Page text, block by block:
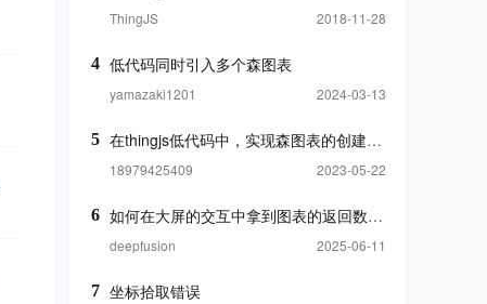
ThingJS 2018-11-28
4 低代码同时引入多个森图表
yamazaki1201 2024-03-13
5 在thingjs低代码中，实现森图表的创建、隐
18979425409 2023-05-22
6 如何在大屏的交互中拿到图表的返回数据呢
deepfusion 2025-06-11
7 坐标拾取错误